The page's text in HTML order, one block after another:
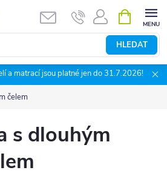
HLEDAT
NÁKUPNÍ
KOŠÍK
a matrací jsou platné jen do 31.7.2026!
čelem
s dlouhým